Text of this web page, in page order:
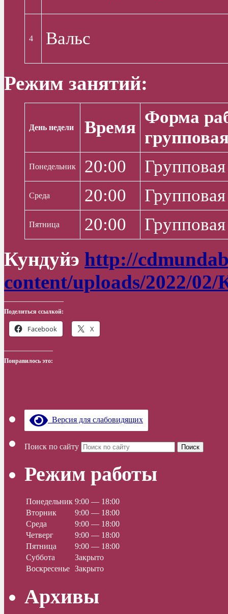
4 Вальс
Режим занятий:
День недели Время
Форма
Понедельник 20:00 Групповая
Среда 20:00 Групповая
Пятница 20:00 Групповая
Кундуйэ http://
content/uploads/2022/02/
Поделиться ссылкой:
Facebook X
Понравилось это:
Версия для слабовидящих
Поиск по сайту Поиск
Режим работы
Понедельник 9:00 — 18:00
Вторник
9:00 — 18:00
Среда
9:00 — 18:00
Четверг
9:00 — 18:00
Пятница
9:00 — 18:00
Суббота
Закрыто
Воскресенье Закрыто
Архивы